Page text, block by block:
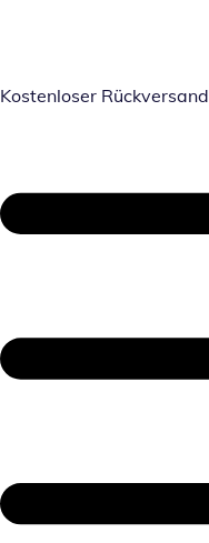
Kostenloser Rückversand